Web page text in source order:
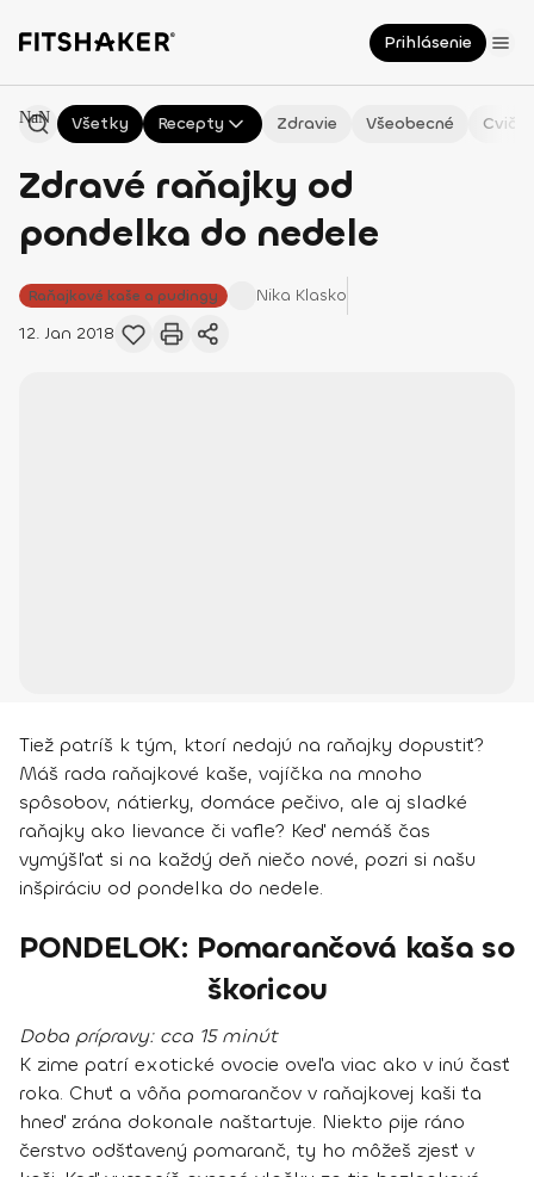
Prihlásenie
Všetky Recepty Zdravie Všeobecné
Zdravé raňajky od
pondelka do nedele
Raňajkové kaše a pudingy Nika Klasko
12. Jan 2018
NaN
Tiež patríš k tým, ktorí nedajú na raňajky dopustiť?
Máš rada raňajkové kaše, vajíčka na mnoho
spôsobov, nátierky, domáce pečivo, ale aj sladké
raňajky ako lievance či vafle? Keď nemáš čas
vymýšľať si na každý deň niečo nové, pozri si našu
inšpiráciu od pondelka do nedele.
PONDELOK: Pomarančová kaša so
škoricou
Doba prípravy:cca 15 minút
K zime patrí exotické ovocie oveľa viac ako v inú časť
roka. Chuť a vôňa pomarančov v raňajkovej kaši ťa
hneď zrána dokonale naštartuje. Niekto pije ráno
čerstvo odšťavený pomaranč, ty ho môžeš zjesť v